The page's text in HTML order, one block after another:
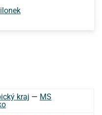
kraj — MS